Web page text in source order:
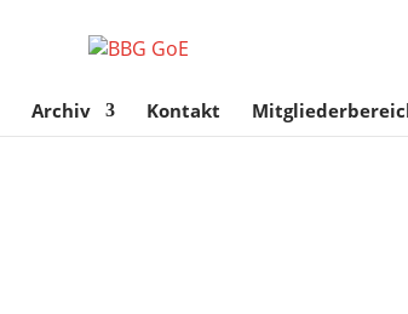
Archiv Kontakt